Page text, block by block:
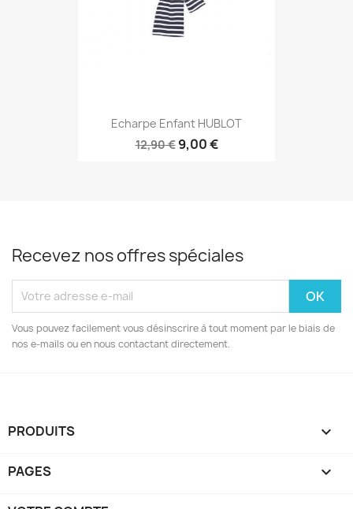
Echarpe Enfant HUBLOT
12,90 € 9,00 €
Recevez nos offres spéciales
Vous pouvez facilement vous désinscrire à tout moment par le biais de
nos e-mails ou en nous contactant directement.
PRODUITS 
PAGES 